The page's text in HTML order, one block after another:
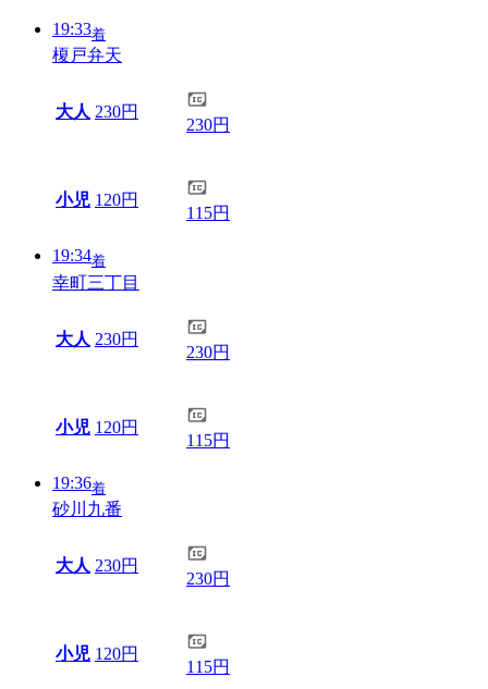
19:33着
榎戸弁天
大人 230円
230円
小児 120円
115円
19:34着
幸町三丁目
大人 230円
230円
小児 120円
115円
19:36着
砂川九番
大人 230円
230円
小児 120円
115円